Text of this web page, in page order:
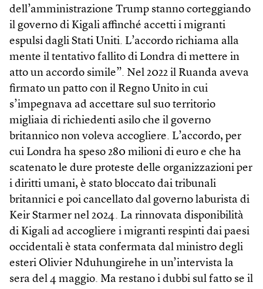
dell’amministrazione Trump stanno corteggiando
il governo di Kigali affinché accetti i migranti
espulsi dagli Stati Uniti. L’accordo richiama alla
mente il tentativo fallito di Londra di mettere in
atto un accordo simile”. Nel 2022 il Ruanda aveva
firmato un patto con il Regno Unito in cui
s’impegnava ad accettare sul suo territorio
migliaia di richiedenti asilo che il governo
britannico non voleva accogliere. L’accordo, per
cui Londra ha speso 280 milioni di euro e che ha
scatenato le dure proteste delle organizzazioni per
i diritti umani, è stato bloccato dai tribunali
britannici e poi cancellato dal governo laburista di
Keir Starmer nel 2024. La rinnovata disponibilità
di Kigali ad accogliere i migranti respinti dai paesi
occidentali è stata confermata dal ministro degli
esteri Olivier Nduhungirehe in un’intervista la
sera del 4 maggio. Ma restano i dubbi sul fatto se il